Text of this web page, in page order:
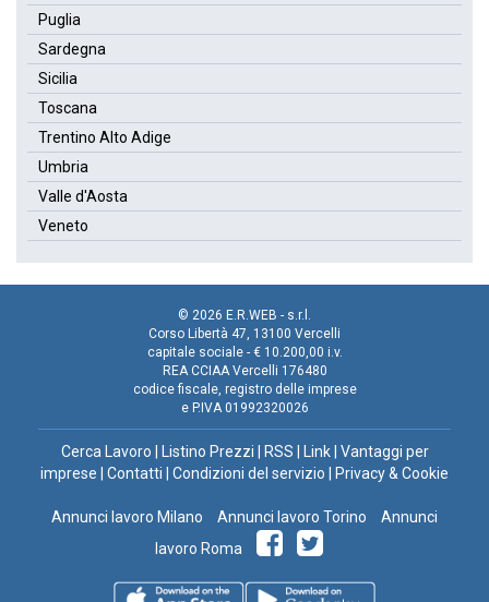
Puglia
Sardegna
Sicilia
Toscana
Trentino Alto Adige
Umbria
Valle d'Aosta
Veneto
© 2026 E.R.WEB - s.r.l.
Corso Libertà 47, 13100 Vercelli
capitale sociale - € 10.200,00 i.v.
REA CCIAA Vercelli 176480
codice fiscale, registro delle imprese
e P.IVA 01992320026
Cerca Lavoro Listino Prezzi RSS Link| Vantaggi per
imprese
Contatti Condizioni del servizio Privacy & Cookie
Annunci lavoro Milano Annunci lavoro Torino
Annunci
lavoro Roma